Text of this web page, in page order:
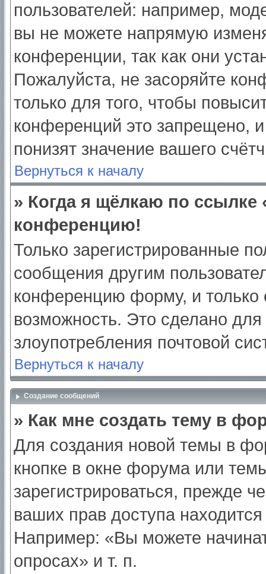
пользователей: например,
вы не можете напрямую
конференции, так как они
Пожалуйста, не засоряйте
только для того, чтобы
конференций это запрещено,
понизят значение вашего
Вернуться к началу
» Когда я щёлкаю по ссылке
конференцию!
Только зарегистрированные
сообщения другим
конференцию форму, и только
возможность. Это сделано для
злоупотребления почтовой
Вернуться к началу
Создание сообщений
» Как мне создать тему в
Для создания новой темы в
кнопке в окне форума или
зарегистрироваться, прежде
ваших прав доступа
Например: «Вы можете
опросах» и т. п.